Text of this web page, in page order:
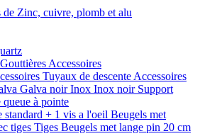
Zinc, cuivre, plomb et alu
Gouttières Accessoires
Tuyaux de descente Accessoires
Galva noirInox Inox noir Support
à pointe
standard + 1 vis a l'oeil Beugels met
tiges Tiges Beugels met lange pin 20 cm